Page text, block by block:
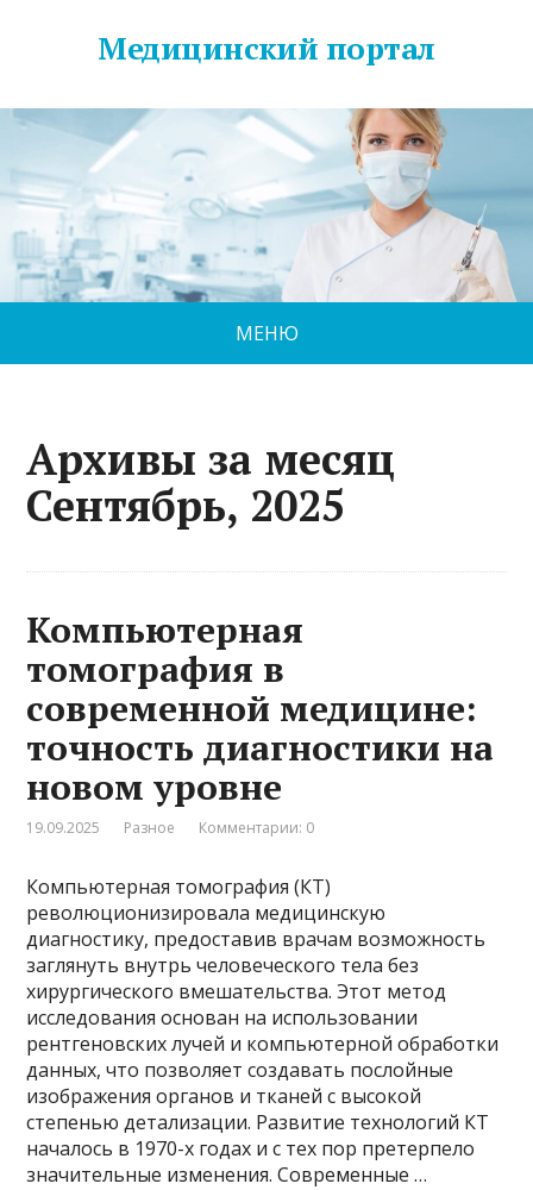
Медицинский портал
МЕНЮ
Архивы за месяц
Сентябрь, 2025
Компьютерная
томография в
современной медицине:
точность диагностики на
новом уровне
19.09.2025 Разное Комментарии: 0
Компьютерная томография (КТ)
революционизировала медицинскую
диагностику, предоставив врачам возможность
заглянуть внутрь человеческого тела без
хирургического вмешательства. Этот метод
исследования основан на использовании
рентгеновских лучей и компьютерной обработки
данных, что позволяет создавать послойные
изображения органов и тканей с высокой
степенью детализации. Развитие технологий КТ
началось в 1970-х годах и с тех пор претерпело
значительные изменения. Современные …